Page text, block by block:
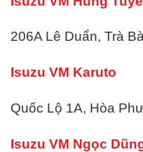
206A Lê Duẩn, Trà
Isuzu VM Karuto
Quốc Lộ 1A, Hòa
Isuzu VM Ngọc